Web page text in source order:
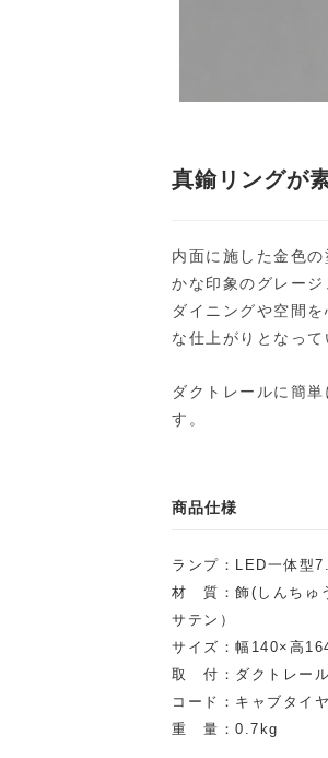
真鍮リングが
内面に施した金色
かな印象のグレー
ダイニングや空間
な仕上がりとなって
ダクトレールに簡
す。
商品仕様
ランプ：LED一体型
材 質：飾(しんちゅ
サテン）
サイズ：幅140×高
取 付：ダクトレール
コード：キャブタイ
重 量：0.7kg